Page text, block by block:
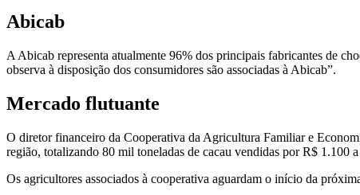
Abicab
A Abicab representa atualmente 96% dos principais fabricantes de
observa à disposição dos consumidores são associadas à Abicab”.
Mercado flutuante
O diretor financeiro da Cooperativa da Agricultura Familiar e
região, totalizando 80 mil toneladas de cacau vendidas por R$ 1.100
Os agricultores associados à cooperativa aguardam o início da